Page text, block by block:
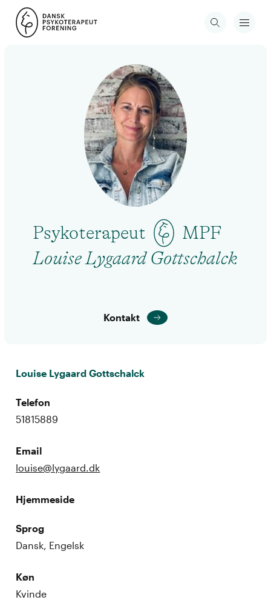
Psykoterapeut
MPF
Louise Lygaard Gottschalck
Kontakt
Louise Lygaard Gottschalck
Telefon
51815889
Email
louise@lygaard.dk
Hjemmeside
Sprog
Dansk, Engelsk
Køn
Kvinde